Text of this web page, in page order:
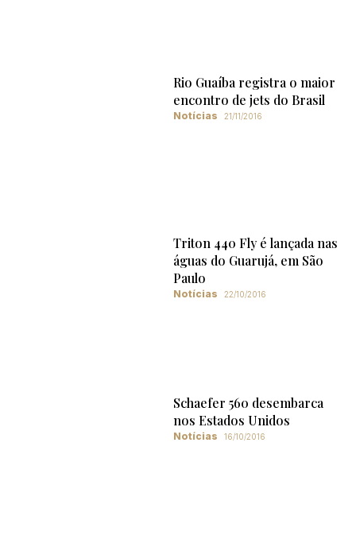
Rio Guaíba registra o maior
encontro de jets do Brasil
Notícias 21/11/2016
Triton 440 Fly é lançada nas
águas do Guarujá, em São
Paulo
Notícias 22/10/2016
Schaefer 560 desembarca
nos Estados Unidos
Notícias 16/10/2016